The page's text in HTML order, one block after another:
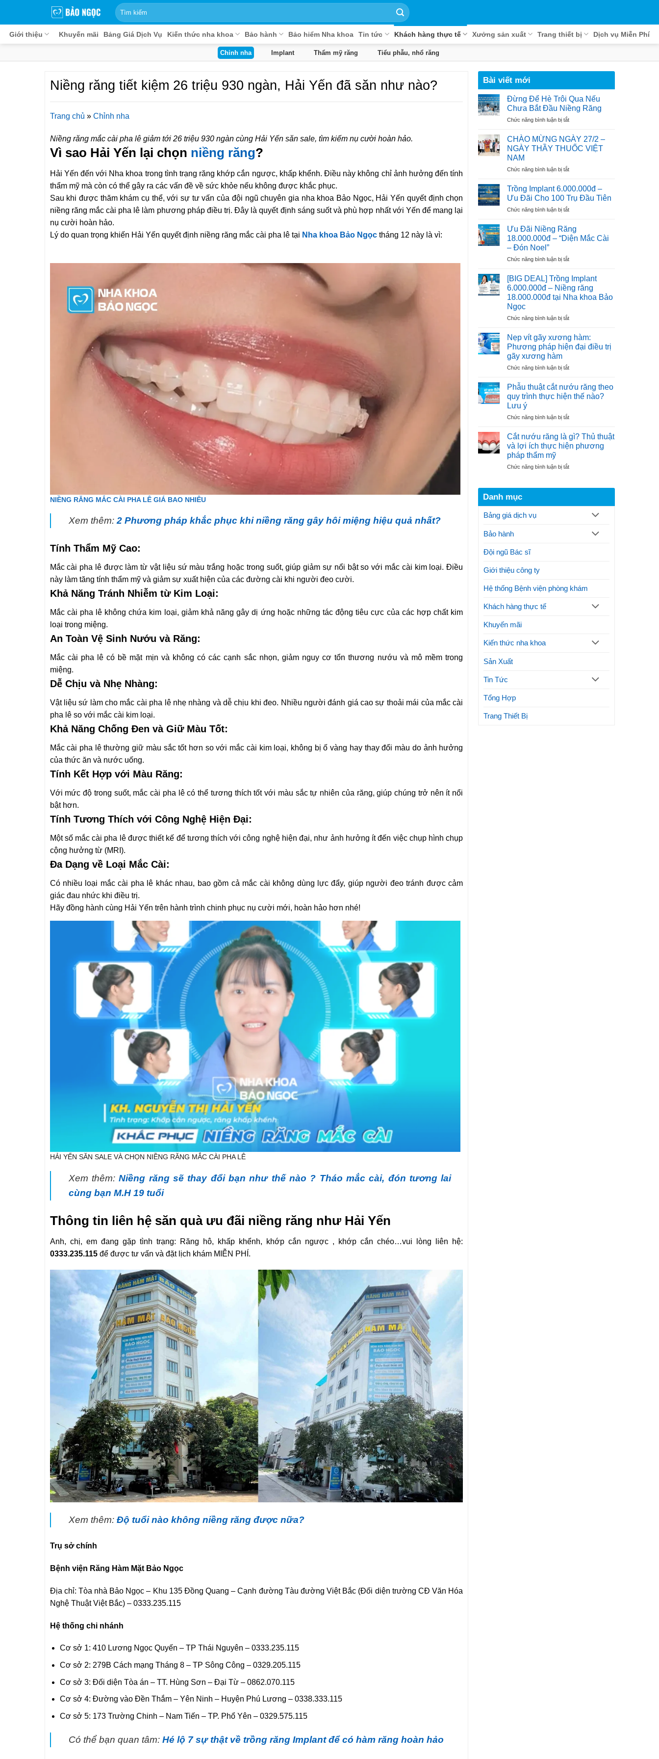
dung
Giới thiệu Khuyến mãi Bảng Giá Dịch Vụ Kiến thức nha khoa Bảo hành Bảo hiểm Nha khoa Tin tức Khách hàng thực tế Xưởng sản xuất Trang thiết bị Dịch vụ Miễn Phí
Chỉnh nha Implant Thẩm mỹ răng Tiểu phẫu, nhổ răng
Niềng răng tiết kiệm 26 triệu 930 ngàn, Hải Yến đã săn như nào?
Trang chủ » Chỉnh nha
Niềng răng mắc cài pha lê giảm tới 26 triệu 930 ngàn cùng Hải Yến săn sale, tìm kiếm nụ cười hoàn hảo.
Vì sao Hải Yến lại chọn niềng răng?
Hải Yến đến với Nha khoa trong tình trạng răng khớp cắn ngược, khấp khểnh. Điều này không chỉ ảnh hưởng đến tính
thẩm mỹ mà còn có thể gây ra các vấn đề về sức khỏe nếu không được khắc phục.
Sau khi được thăm khám cụ thể, với sự tư vấn của đội ngũ chuyên gia nha khoa Bảo Ngọc, Hải Yến quyết định chọn
niềng răng mắc cài pha lê làm phương pháp điều trị. Đây là quyết định sáng suốt và phù hợp nhất với Yến để mang lại
nụ cười hoàn hảo.
Lý do quan trọng khiến Hải Yến quyết định niềng răng mắc cài pha lê tại Nha khoa Bảo Ngọc tháng 12 này là vì:
NIỀNG RĂNG MẮC CÀI PHA LÊ GIÁ BAO NHIÊU
Xem thêm: 2 Phương pháp khắc phục khi niềng răng gây hôi miệng hiệu quả nhất?
Tính Thẩm Mỹ Cao:
Mắc cài pha lê được làm từ vật liệu sứ màu trắng hoặc trong suốt, giúp giảm sự nổi bật so với mắc cài kim loại. Điều
này làm tăng tính thẩm mỹ và giảm sự xuất hiện của các đường cài khi người đeo cười.
Khả Năng Tránh Nhiễm từ Kim Loại:
Mắc cài pha lê không chứa kim loại, giảm khả năng gây dị ứng hoặc những tác động tiêu cực của các hợp chất kim
loại trong miệng.
An Toàn Vệ Sinh Nướu và Răng:
Mắc cài pha lê có bề mặt mịn và không có các cạnh sắc nhọn, giảm nguy cơ tổn thương nướu và mô mềm trong
miệng.
Dễ Chịu và Nhẹ Nhàng:
Vật liệu sứ làm cho mắc cài pha lê nhẹ nhàng và dễ chịu khi đeo. Nhiều người đánh giá cao sự thoải mái của mắc cài
pha lê so với mắc cài kim loại.
Khả Năng Chống Đen và Giữ Màu Tốt:
Mắc cài pha lê thường giữ màu sắc tốt hơn so với mắc cài kim loại, không bị ố vàng hay thay đổi màu do ảnh hưởng
của thức ăn và nước uống.
Tính Kết Hợp với Màu Răng:
Với mức độ trong suốt, mắc cài pha lê có thể tương thích tốt với màu sắc tự nhiên của răng, giúp chúng trở nên ít nổi
bật hơn.
Tính Tương Thích với Công Nghệ Hiện Đại:
Một số mắc cài pha lê được thiết kế để tương thích với công nghệ hiện đại, như ảnh hưởng ít đến việc chụp hình chụp
cộng hưởng từ (MRI).
Đa Dạng về Loại Mắc Cài:
Có nhiều loại mắc cài pha lê khác nhau, bao gồm cả mắc cài không dùng lực đẩy, giúp người đeo tránh được cảm
giác đau nhức khi điều trị.
Hãy đồng hành cùng Hải Yến trên hành trình chinh phục nụ cười mới, hoàn hảo hơn nhé!
HẢI YẾN SĂN SALE VÀ CHỌN NIỀNG RĂNG MẮC CÀI PHA LÊ
Xem thêm:Niềng răng sẽ thay đổi bạn như thế nào ? Tháo mắc cài, đón tương lai
cùng bạn M.H 19 tuổi
Thông tin liên hệ săn quà ưu đãi niềng răng như Hải Yến
Anh, chị, em đang gặp tình trạng: Răng hô, khấp khểnh, khớp cắn ngược , khớp cắn chéo…vui lòng liên hệ:
0333.235.115để được tư vấn và đặt lịch khám MIỄN PHÍ.
Xem thêm: Độ tuổi nào không niềng răng được nữa?
Trụ sở chính
Bệnh viện Răng Hàm Mặt Bảo Ngọc
Địa chỉ: Tòa nhà Bảo Ngọc – Khu 135 Đồng Quang – Cạnh đường Tàu đường Việt Bắc (Đối diện trường CĐ Văn Hóa
Nghệ Thuật Việt Bắc) – 0333.235.115
Hệ thống chi nhánh
Cơ sở 1: 410 Lương Ngọc Quyến – TP Thái Nguyên – 0333.235.115
Cơ sở 2: 279B Cách mạng Tháng 8 – TP Sông Công – 0329.205.115
Cơ sở 3: Đối diện Tòa án – TT. Hùng Sơn – Đại Từ – 0862.070.115
Cơ sở 4: Đường vào Đền Thắm – Yên Ninh – Huyện Phú Lương – 0338.333.115
Cơ sở 5: 173 Trường Chinh – Nam Tiến – TP. Phổ Yên – 0329.575.115
Có thể bạn quan tâm: Hé lộ 7 sự thật về trồng răng Implant để có hàm răng hoàn hảo
Bài viết mới
Đừng Để Hè Trôi Qua Nếu
Chưa Bắt Đầu Niềng Răng
Chức năng bình luận bị tắtở
Để
Hè
Trôi
Nếu
Bắt
Đầu
Niềng
Răng
CHÀO MỪNG NGÀY 27/2 –
NGÀY THẦY THUỐC VIỆT
NAM
Chức năng bình luận bị tắtở
MỪNG
NGÀY
27/2
–
THẦY
THUỐC
VIỆT
Trồng Implant 6.000.000đ –
Ưu Đãi Cho 100 Trụ Đầu Tiên
Chức năng bình luận bị tắtở
6.000.000đ
–
Đãi
100
Đầu
Tiên
Ưu Đãi Niềng Răng
18.000.000đ – “Diện Mắc Cài
– Đón Noel”
Chức năng bình luận bị tắtở
Đãi
Niềng
Răng
18.000.000đ
“Diện
Cài
–
Đón
[BIG DEAL] Trồng Implant
6.000.000đ – Niềng răng
18.000.000đ tại Nha khoa Bảo
Ngọc
Chức năng bình luận bị tắtở
DEAL]
Trồng
Implant
–
răng
18.000.000đ
tại
khoa
Ngọc
Nẹp vít gãy xương hàm:
Phương pháp hiện đại điều trị
gãy xương hàm
Chức năng bình luận bị tắtở
vít
gãy
xương
Phương
hiện
đại
điều
gãy
Phẫu thuật cắt nướu răng theo
quy trình thực hiện thế nào?
Lưu ý
Chức năng bình luận bị tắtở
thuật
cắt
nướu
theo
Cắt nướu răng là gì? Thủ thuật
và lợi ích thực hiện phương
pháp thẩm mỹ
Chức năng bình luận bị tắtở
gì?
thẩm
Danh mục
Bảng giá dịch vụ
Bảo hành
Đội ngũ Bác sĩ
Giới thiệu công ty
Hệ thống Bệnh viện phòng khám
Khách hàng thực tế
Khuyến mãi
Kiến thức nha khoa
Sản Xuất
Tin Tức
Tổng Hợp
Trang Thiết Bị